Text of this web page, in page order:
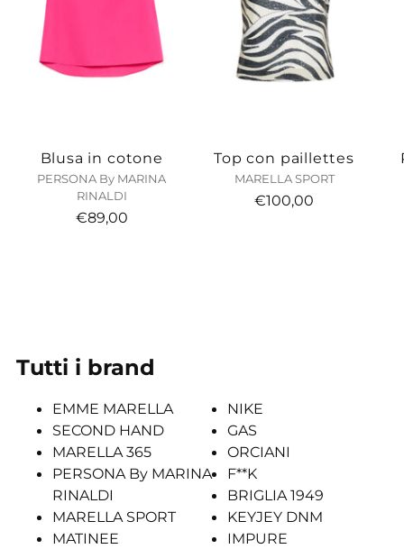
Blusa in cotone
PERSONA By MARINA
RINALDI
€89,00
Top con paillettes
MARELLA SPORT
€100,00
Tutti i brand
EMME MARELLA
SECOND HAND
MARELLA 365
PERSONA By MARINA
RINALDI
MARELLA SPORT
MATINEE
NIKE
GAS
ORCIANI
F**K
BRIGLIA 1949
KEYJEY DNM
IMPURE